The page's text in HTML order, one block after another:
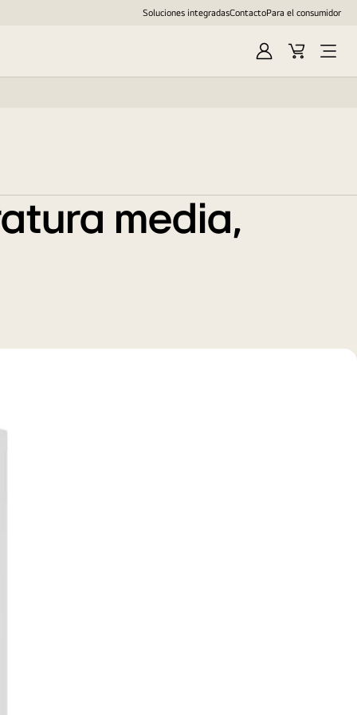
Soluciones integradasContactoPara el consumidor
Iniciar
sesión
Cesta
de
Abrir
menú
media,